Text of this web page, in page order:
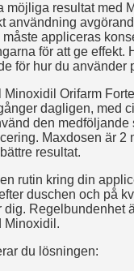
möjliga resultat med
användning
appliceras
för att ge effekt.
för hur du använder
Orifarm
dagligen, med
den medföljande
Maxdosen är 2
resultat.
rutin kring din
duschen och på
Regelbundenhet
Minoxidil.
du lösningen: